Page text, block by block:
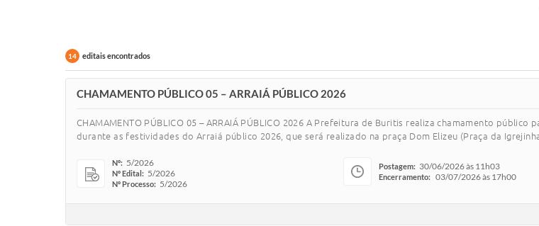
14 editais encontrados
CHAMAMENTO PÚBLICO 05 – ARRAIÁ PÚBLICO 2026
CHAMAMENTO PÚBLICO 05 – ARRAIÁ PÚBLICO 2026 A Prefeitura de Buritis realiza chamamento
durante as festividades do Arraiá público 2026, que será realizado na praça Dom Elizeu (Praça da
Nº: 5/2026
Nº Edital: 5/2026
Nº Processo: 5/2026
Postagem: 30/06/2026 às 11h03
Encerramento: 03/07/2026 às 17h00